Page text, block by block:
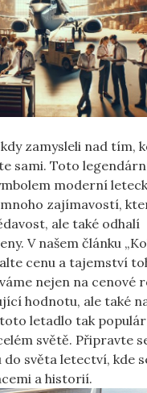
zamysleli nad tím,
sami. Toto
moderní
⁢zajímavostí,
ale také ⁤odhalí
⁢V našem ⁣článku
cenu a tajemství
nejen na ‍cenové
hodnotu, ale také
letadlo tak
⁢světě. Připravte
světa letectví, kde
a historií.